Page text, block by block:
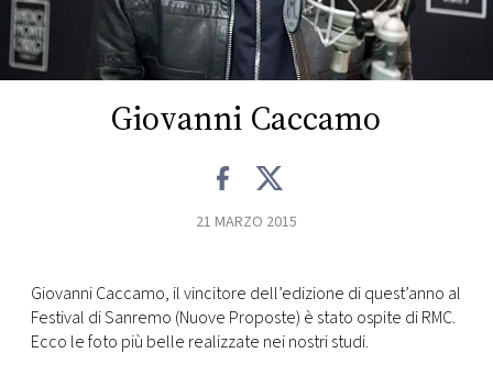
FOTO
CONCORSI
TV
Giovanni Caccamo
21 MARZO 2015
Giovanni Caccamo, il vincitore dell’edizione di quest’anno al
Festival di Sanremo (Nuove Proposte) è stato ospite di RMC.
Ecco le foto più belle realizzate nei nostri studi.